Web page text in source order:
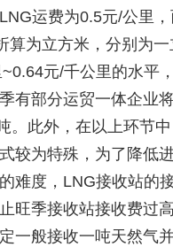
运费为0.5元/公里
算为立方米，分别为
元/千公里的水平
有部分运贸一体企业
。此外，在以上环节
较为特殊，为了降低
难度，LNG接收站的
旺季接收站接收费过
一般接收一吨天然气